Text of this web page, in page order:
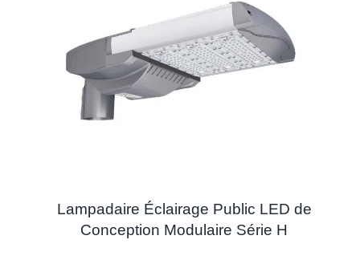
Lampadaire Éclairage Public LED de
Conception Modulaire Série H